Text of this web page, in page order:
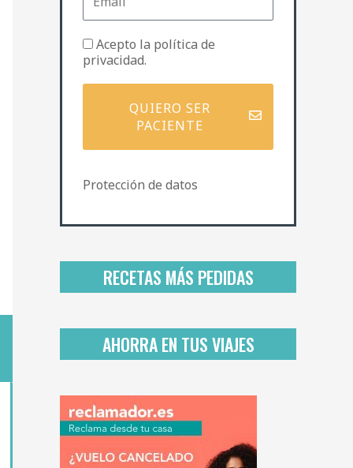
ea
i
l
P
o
í
a
e
i
a
i
a
Acepto la política de
privacidad.
QUIERO SER
PACIENTE
Protección de datos
RECETAS MÁS PEDIDAS
AHORRA EN TUS VIAJES